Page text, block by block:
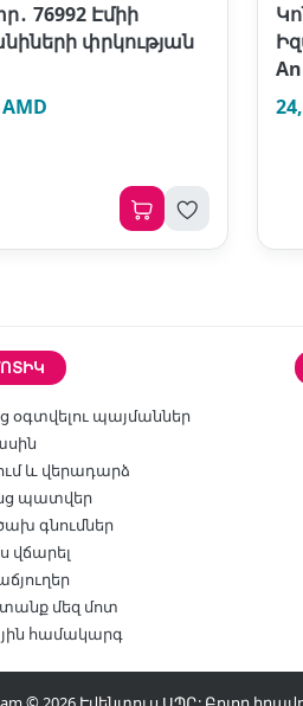
76992 Էմիի
փրկության
օգտվելու պայմաններ
և վերադարձ
պատվեր
գնումներ
վճարել
մեզ մոտ
համակարգ